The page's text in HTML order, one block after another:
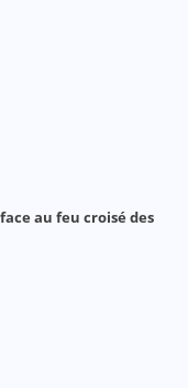
au feu croisé des